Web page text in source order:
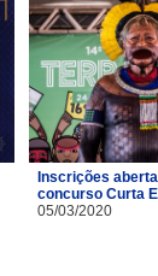
Inscrições
concurso Curta
05/03/2020